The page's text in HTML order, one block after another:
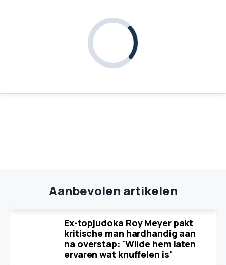
Aanbevolen artikelen
Ex-topjudoka Roy Meyer pakt
kritische man hardhandig aan
na overstap: 'Wilde hem laten
ervaren wat knuffelen is'